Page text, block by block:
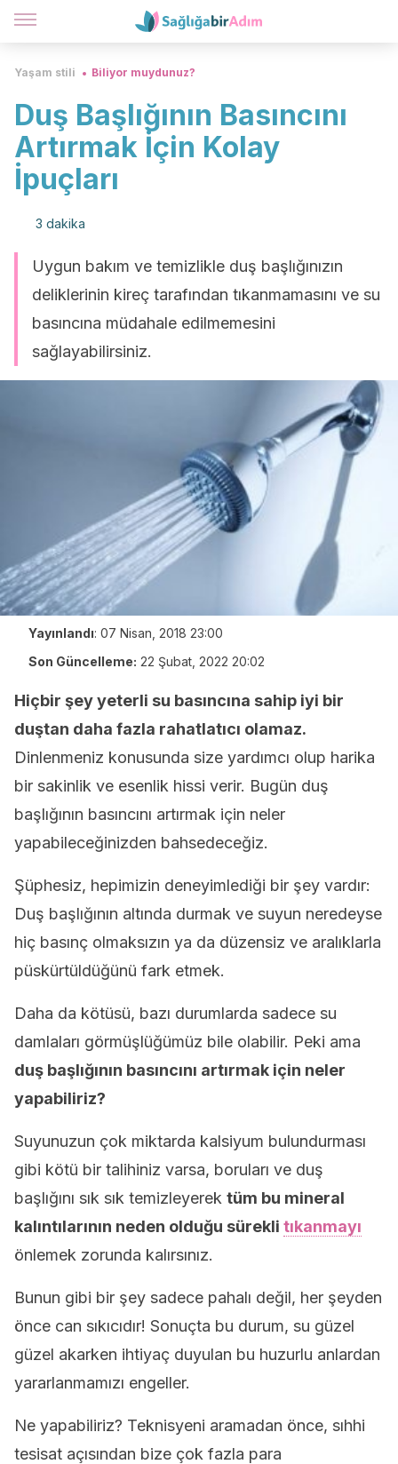
Yaşam stili Biliyor muydunuz?
Duş Başlığının Basıncını
Artırmak İçin Kolay
İpuçları
3 dakika
Uygun bakım ve temizlikle duş başlığınızın
deliklerinin kireç tarafından tıkanmamasını ve su
basıncına müdahale edilmemesini
sağlayabilirsiniz.
Yayınlandı: 07 Nisan, 2018 23:00
Son Güncelleme: 22 Şubat, 2022 20:02
Hiçbir şey yeterli su basıncına sahip iyi bir
duştan daha fazla rahatlatıcı olamaz.
Dinlenmeniz konusunda size yardımcı olup harika
bir sakinlik ve esenlik hissi verir. Bugün duş
başlığının basıncını artırmak için neler
yapabileceğinizden bahsedeceğiz.
Şüphesiz, hepimizin deneyimlediği bir şey vardır:
Duş başlığının altında durmak ve suyun neredeyse
hiç basınç olmaksızın ya da düzensiz ve aralıklarla
püskürtüldüğünü fark etmek.
Daha da kötüsü, bazı durumlarda sadece su
damlaları görmüşlüğümüz bile olabilir. Peki ama
duş başlığının basıncını artırmak için neler
yapabiliriz?
Suyunuzun çok miktarda kalsiyum bulundurması
gibi kötü bir talihiniz varsa, boruları ve duş
başlığını sık sık temizleyerek tüm bu mineral
kalıntılarının neden olduğu sürekli tıkanmayı
önlemek zorunda kalırsınız.
Bunun gibi bir şey sadece pahalı değil, her şeyden
önce can sıkıcıdır! Sonuçta bu durum, su güzel
güzel akarken ihtiyaç duyulan bu huzurlu anlardan
yararlanmamızı engeller.
Ne yapabiliriz? Teknisyeni aramadan önce, sıhhi
tesisat açısından bize çok fazla para